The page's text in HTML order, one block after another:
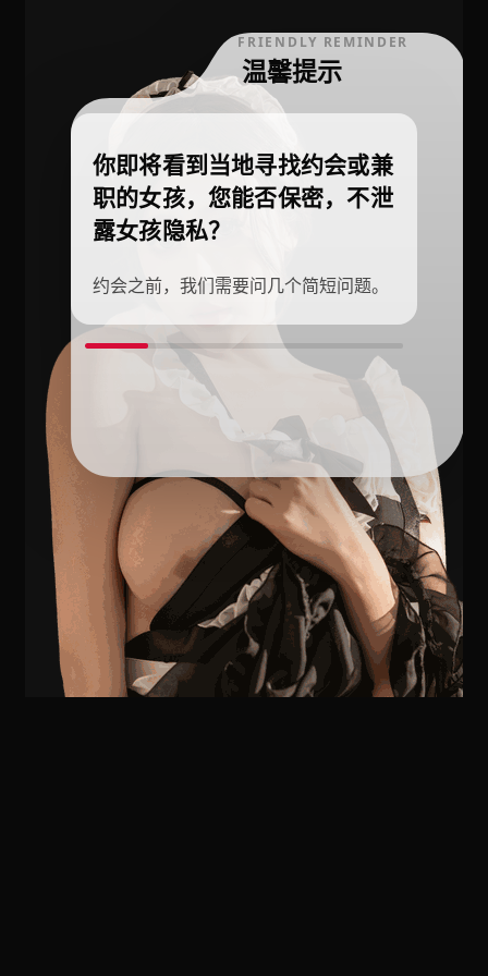
FRIENDLY REMINDER
温馨提示
你即将看到当地寻找约会或兼
职的女孩，您能否保密，不泄
露女孩隐私？
约会之前，我们需要问几个简短问题。